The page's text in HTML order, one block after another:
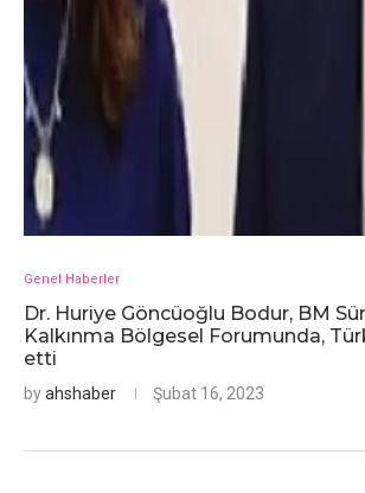
Genel Haberler
Dr. Huriye Göncüoğlu Bodur, BM
Kalkınma Bölgesel Forumunda,
etti
byahshaber Şubat 16, 2023